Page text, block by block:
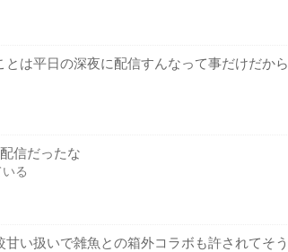
とは平日の深夜に配信すんなって事だけだから
信だったな
る
甘い扱いで雑魚との箱外コラボも許されてそう